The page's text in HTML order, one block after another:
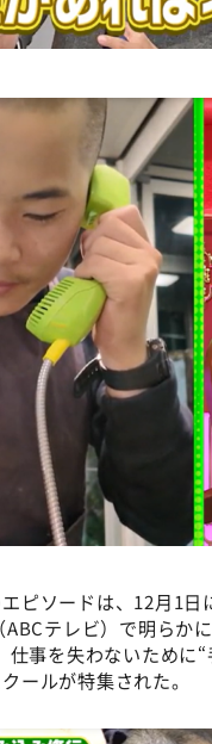
ピソードは、12月1日
（ABCテレビ）で明らか
仕事を失わないために
ールが特集された。